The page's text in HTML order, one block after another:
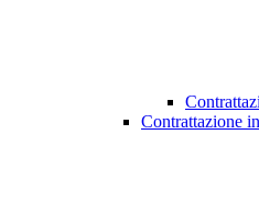
Contrattazione